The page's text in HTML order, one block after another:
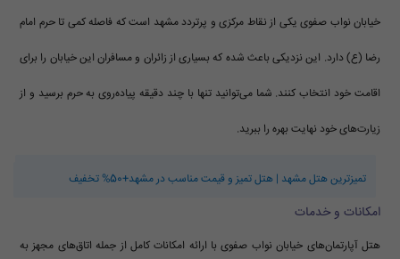
خیابان نواب صفوی یکی از نقاط مرکزی و پرتردد مشهد است که فاصله کمی تا حرم امام
رضا (ع) دارد. این نزدیکی باعث شده که بسیاری از زائران و مسافران این خیابان را برای
اقامت خود انتخاب کنند. شما می‌توانید تنها با چند دقیقه پیاده‌روی به حرم برسید و از
زیارت‌های خود نهایت بهره را ببرید.
تمیزترین هتل مشهد | هتل تمیز و قیمت مناسب در مشهد+50% تخفیف
امکانات و خدمات
هتل آپارتمان‌های خیابان نواب صفوی با ارائه امکانات کامل از جمله اتاق‌های مجهز به